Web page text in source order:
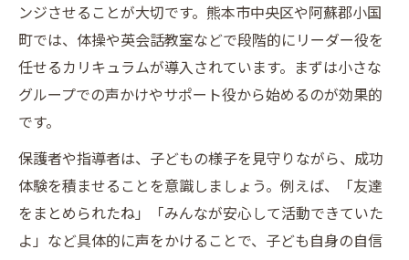
ンジさせることが大切です。熊本市中央区や阿蘇郡小国
町では、体操や英会話教室などで段階的にリーダー役を
任せるカリキュラムが導入されています。まずは小さな
グループでの声かけやサポート役から始めるのが効果的
です。
保護者や指導者は、子どもの様子を見守りながら、成功
体験を積ませることを意識しましょう。例えば、「友達
をまとめられたね」「みんなが安心して活動できていた
よ」など具体的に声をかけることで、子ども自身の自信